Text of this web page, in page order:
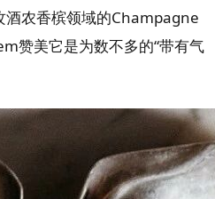
酒农香槟领域的Champagne
赞美它是为数不多的“带有气